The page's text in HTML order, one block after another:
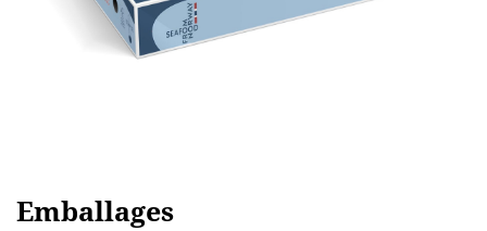
Emballages